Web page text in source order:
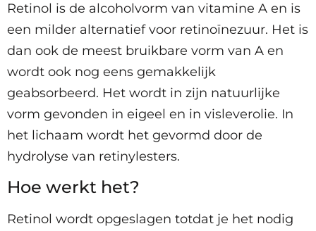
Retinol is de alcoholvorm van vitamine A en is
een milder alternatief voor retinoïnezuur. Het is
dan ook de meest bruikbare vorm van A en
wordt ook nog eens gemakkelijk
geabsorbeerd. Het wordt in zijn natuurlijke
vorm gevonden in eigeel en in visleverolie. In
het lichaam wordt het gevormd door de
hydrolyse van retinylesters.
Hoe werkt het?
Retinol wordt opgeslagen totdat je het nodig